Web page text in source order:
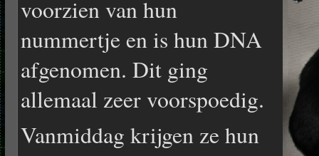
voorzien van hun
nummertje en is hun DNA
afgenomen. Dit ging
allemaal zeer voorspoedig.
Vanmiddag krijgen ze hun